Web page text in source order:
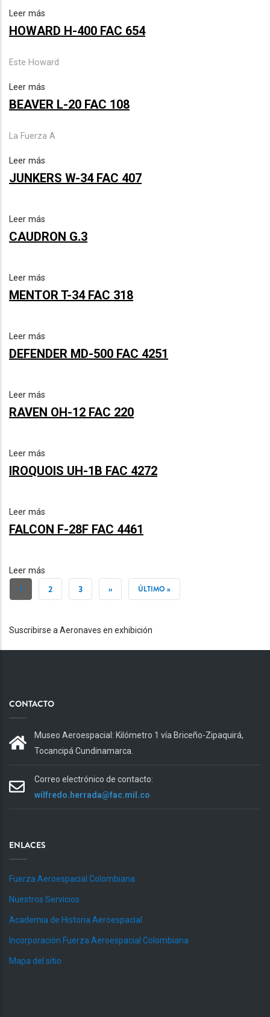
Leer más
HOWARD H-400 FAC 654
Este Howard
Leer más
BEAVER L-20 FAC 108
La Fuerza A
Leer más
JUNKERS W-34 FAC 407
Leer más
CAUDRON G.3
Leer más
MENTOR T-34 FAC 318
Leer más
DEFENDER MD-500 FAC 4251
Leer más
RAVEN OH-12 FAC 220
Leer más
IROQUOIS UH-1B FAC 4272
Leer más
FALCON F-28F FAC 4461
Leer más
PAGINACIÓN
PÁGINA
1 PÁGINA
2 PÁGINA
3
SIGUIENTE
››
ÚLTIMA
ÚLTIMO »
Suscribirse a Aeronaves en exhibición
CONTACTO
Museo Aeroespacial: Kilómetro 1 vía Briceño-Zipaquirá,
Tocancipá Cundinamarca.
Correo electrónico de contacto:
wilfredo.herrada@fac.mil.co
ENLACES
Fuerza Aeroespacial Colombiana
Nuestros Servicios
Academia de Historia Aeroespacial
Incorporación Fuerza Aeroespacial Colombiana
Mapa del sitio